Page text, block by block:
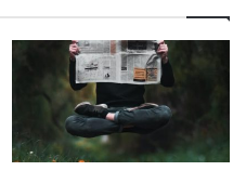
כ
ל
r
d